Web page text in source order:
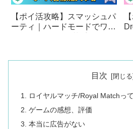
【ポイ活攻略】スマッシュパ
ーティ｜ハードモードでワー
目次
ロイヤルマッチ/Royal Matchっ
ゲームの感想、評価
本当に広告がない